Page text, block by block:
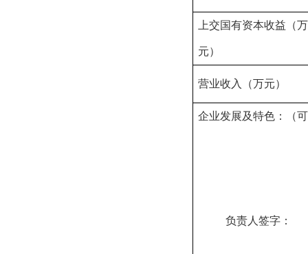
上交国有资本收益 （万
元）
营业收入（万元）
企业发展及特色：（
负责人签